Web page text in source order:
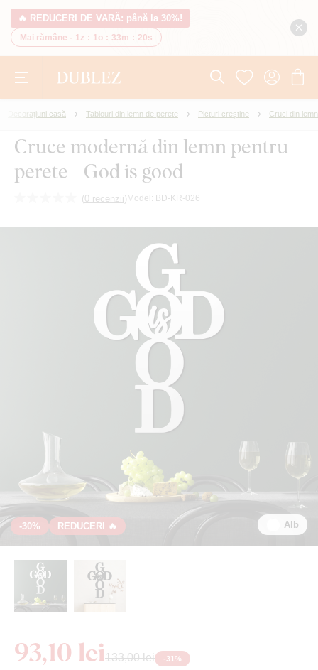
🔥 REDUCERI DE VARĂ: până la 30%!
Mai rămâne - 1z : 1o : 33m : 20s
Decorațiuni casă Tablouri din lemn de perete Picturi creștine Cruci din lemn
Cruce modernă din lemn pentru
perete - God is good
(0 recenzii) Model: BD-KR-026
-30% REDUCERI 🔥 Alb
93,10 lei133,00 lei -31%